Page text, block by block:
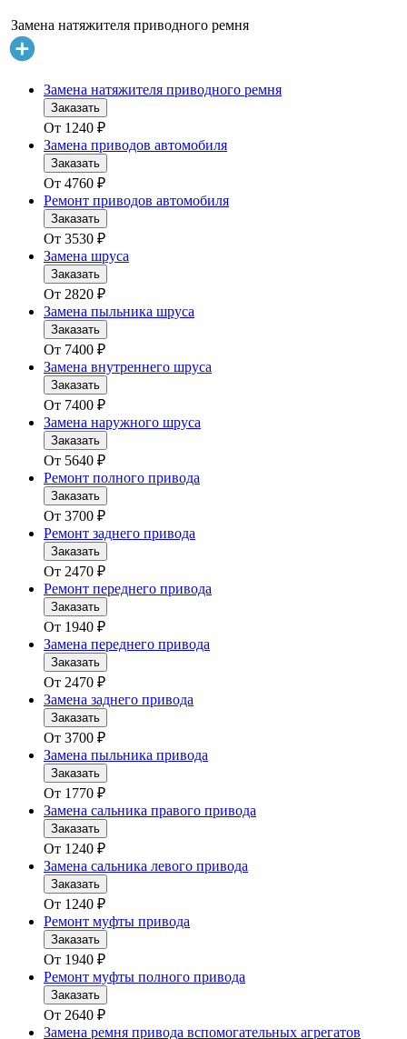
Замена натяжителя приводного ремня
Замена натяжителя приводного ремня
Заказать
От 1240 ₽
Замена приводов автомобиля
Заказать
От 4760 ₽
Ремонт приводов автомобиля
Заказать
От 3530 ₽
Замена шруса
Заказать
От 2820 ₽
Замена пыльника шруса
Заказать
От 7400 ₽
Замена внутреннего шруса
Заказать
От 7400 ₽
Замена наружного шруса
Заказать
От 5640 ₽
Ремонт полного привода
Заказать
От 3700 ₽
Ремонт заднего привода
Заказать
От 2470 ₽
Ремонт переднего привода
Заказать
От 1940 ₽
Замена переднего привода
Заказать
От 2470 ₽
Замена заднего привода
Заказать
От 3700 ₽
Замена пыльника привода
Заказать
От 1770 ₽
Замена сальника правого привода
Заказать
От 1240 ₽
Замена сальника левого привода
Заказать
От 1240 ₽
Ремонт муфты привода
Заказать
От 1940 ₽
Ремонт муфты полного привода
Заказать
От 2640 ₽
Замена ремня привода вспомогательных агрегатов